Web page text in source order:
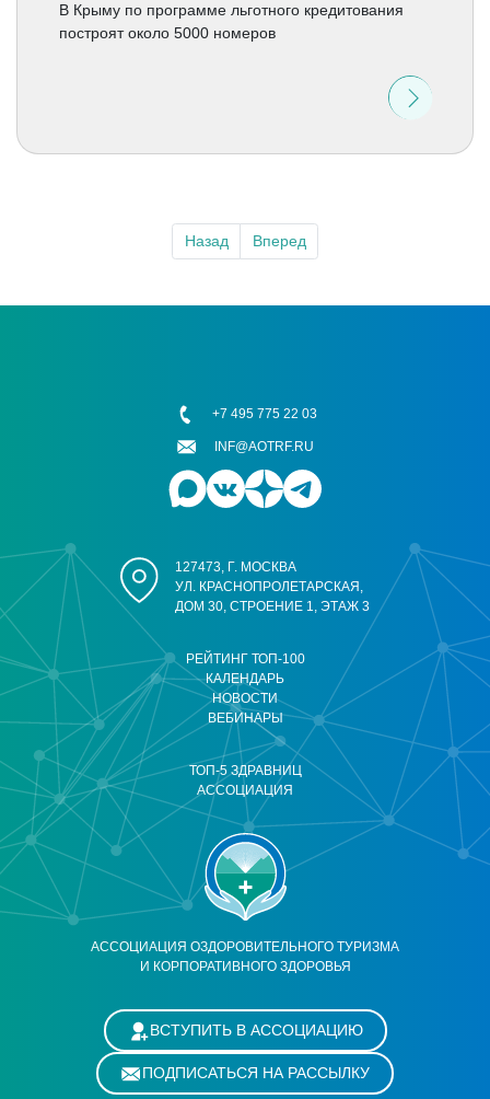
В Крыму по программе льготного кредитования
построят около 5000 номеров
Назад Вперед
АССОЦИАЦИЯ ОЗДОРОВИТЕЛЬНОГО ТУРИЗМА
И КОРПОРАТИВНОГО ЗДОРОВЬЯ
РЕЙТИНГ ТОП-100
КАЛЕНДАРЬ
НОВОСТИ
ВЕБИНАРЫ
ТОП-5 ЗДРАВНИЦ
АССОЦИАЦИЯ
127473, Г. МОСКВА
УЛ. КРАСНОПРОЛЕТАРСКАЯ,
ДОМ 30, СТРОЕНИЕ 1, ЭТАЖ 3
+7 495 775 22 03
INF@AOTRF.RU
ВСТУПИТЬ В АССОЦИАЦИЮ
ПОДПИСАТЬСЯ НА РАССЫЛКУ